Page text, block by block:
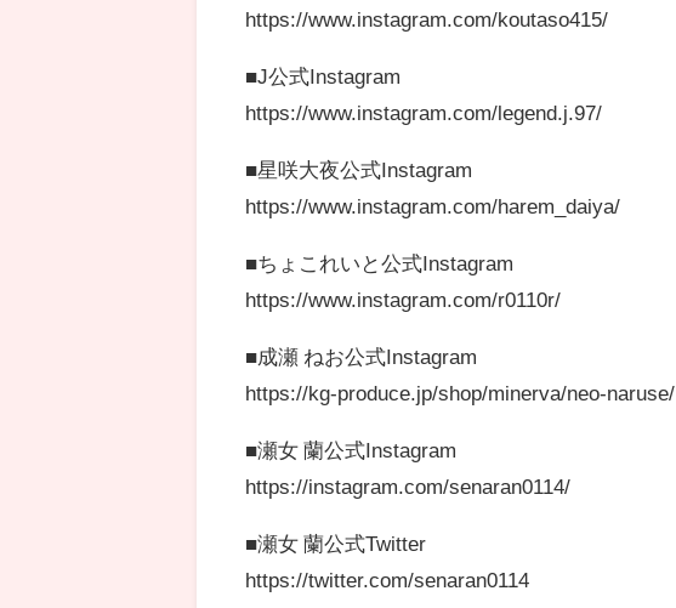
https://www.instagram.com/koutaso415/
■J公式Instagram
https://www.instagram.com/legend.j.97/
■星咲大夜公式Instagram
https://www.instagram.com/harem_daiya/
■ちょこれいと公式Instagram
https://www.instagram.com/r0110r/
■成瀬 ねお公式Instagram
https://kg-produce.jp/shop/minerva/neo-naruse/
■瀬女 蘭公式Instagram
https://instagram.com/senaran0114/
■瀬女 蘭公式Twitter
https://twitter.com/senaran0114